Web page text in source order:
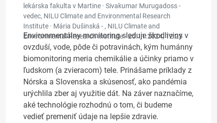
lekárska fakulta v Martine · Sivakumar Murugadoss -
vedec, NILU Climate and Environmental Research
Institute · Mária Dušinská - , NILU Climate and
Environmental Research Institute · 25.11.2024, 12:25
Environmentálny monitoring sleduje škodliviny v
ovzduší, vode, pôde či potravinách, kým humánny
biomonitoring meria chemikálie a účinky priamo v
ľudskom (a zvieracom) tele. Prinášame príklady z
Nórska a Slovenska a skúsenosť, ako pandémia
urýchlila zber aj využitie dát. Na záver naznačíme,
aké technológie rozhodnú o tom, či budeme
vedieť premeniť údaje na lepšie zdravie.